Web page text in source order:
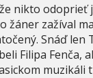
nikto odoprieť
žáner zažíval
Snáď len
Filipa Fenča,
muzikáli